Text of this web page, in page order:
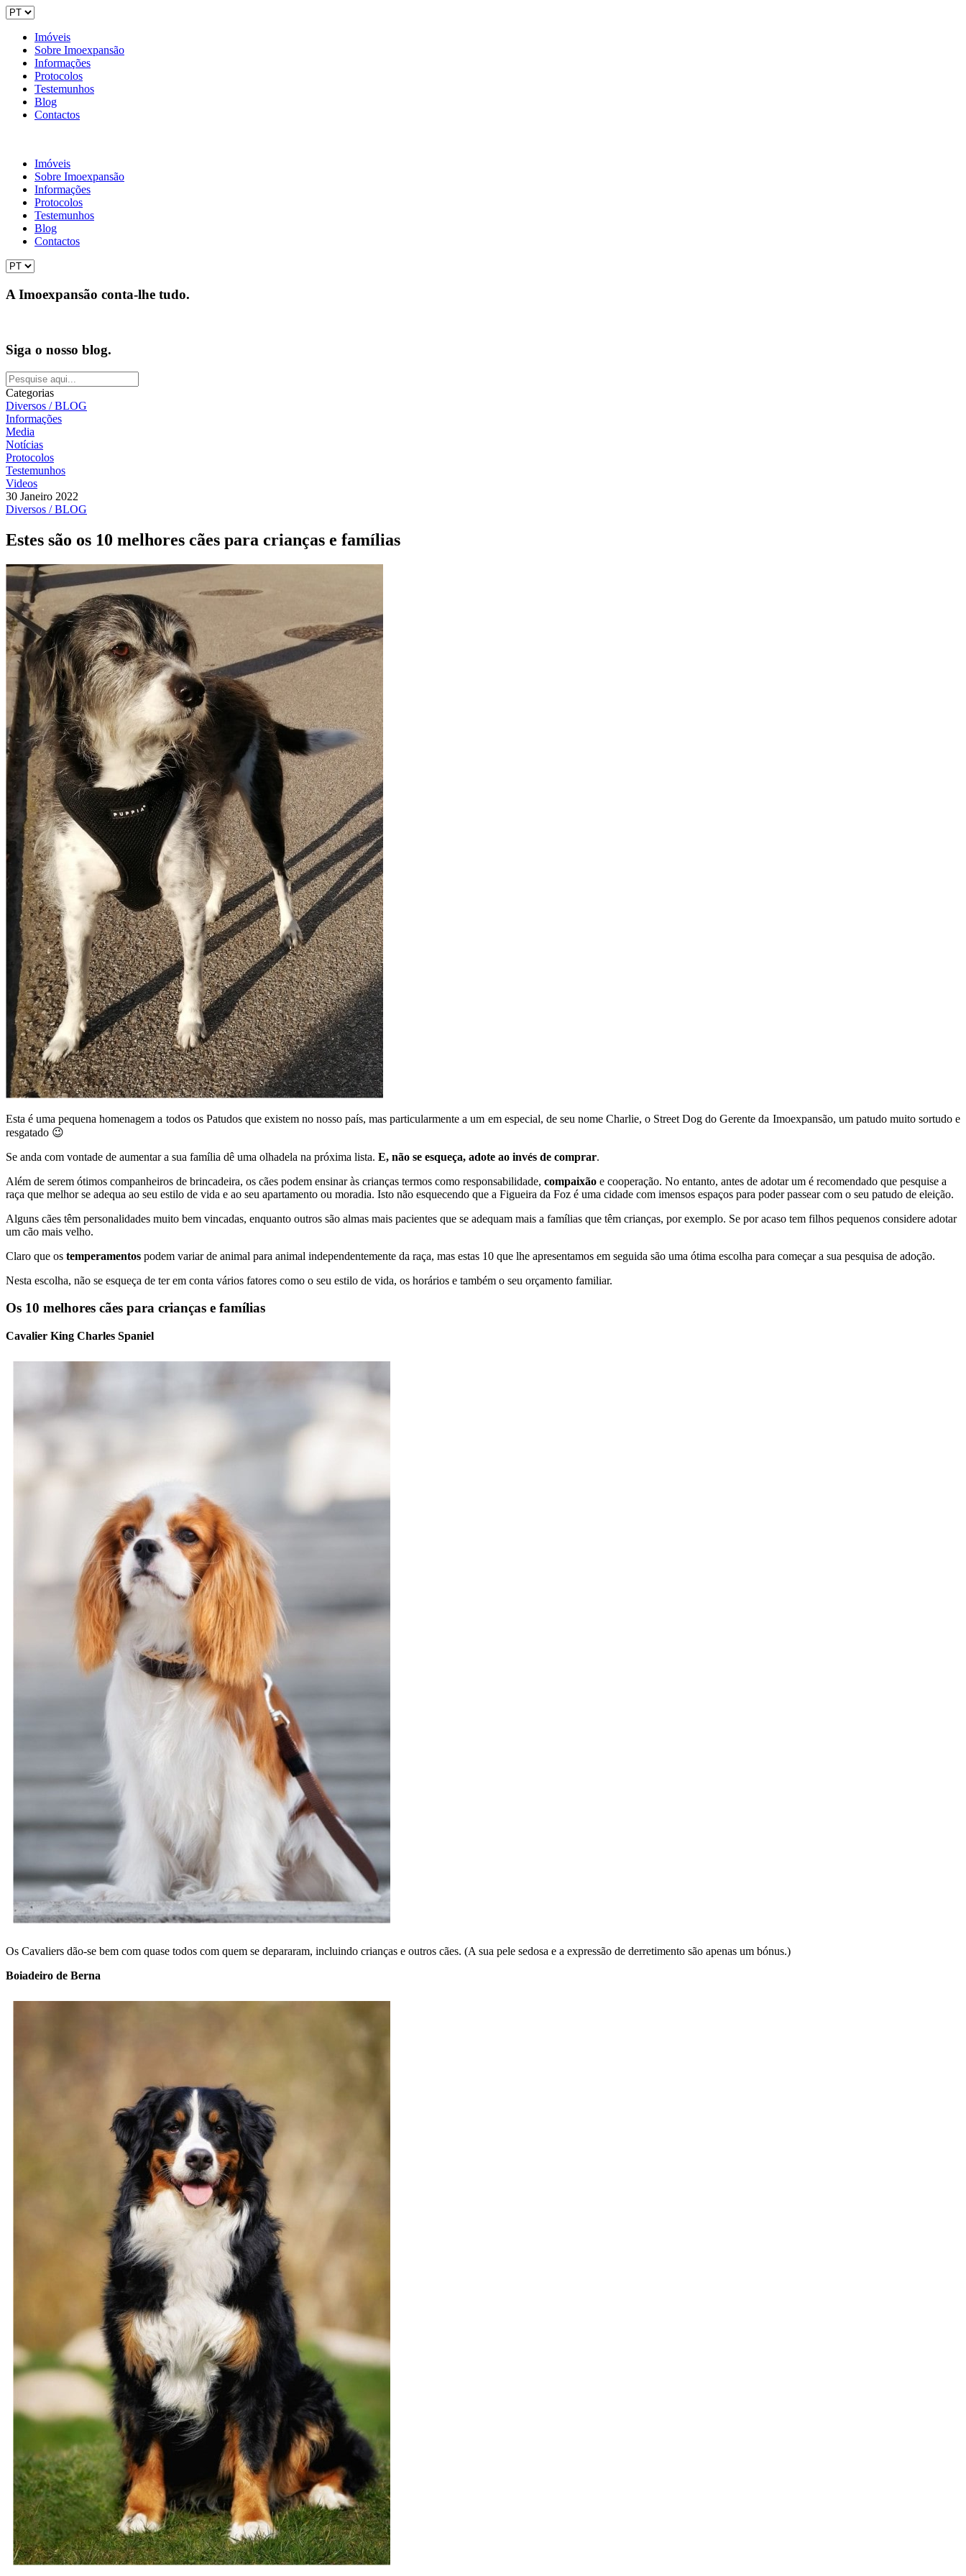
Imóveis
Sobre Imoexpansão
Informações
Protocolos
Testemunhos
Blog
Contactos
Imóveis
Sobre Imoexpansão
Informações
Protocolos
Testemunhos
Blog
Contactos
A Imoexpansão conta-lhe tudo.
Siga o nosso blog.
Categorias
Diversos / BLOG
Informações
Media
Notícias
Protocolos
Testemunhos
Videos
30 Janeiro 2022
Diversos / BLOG
Estes são os 10 melhores cães para crianças e famílias
Esta é uma pequena homenagem a todos os Patudos que existem no nosso país, mas particularmente a um em especial, de seu nome Charlie, o Street Dog do Gerente da Imoexpansão, um patudo muito sortudo e
resgatado 😉
Se anda com vontade de aumentar a sua família dê uma olhadela na próxima lista. E, não se esqueça, adote ao invés de comprar.
Além de serem ótimos companheiros de brincadeira, os cães podem ensinar às crianças termos como responsabilidade, compaixão e cooperação. No entanto, antes de adotar um é recomendado que pesquise a
raça que melhor se adequa ao seu estilo de vida e ao seu apartamento ou moradia. Isto não esquecendo que a Figueira da Foz é uma cidade com imensos espaços para poder passear com o seu patudo de eleição.
Alguns cães têm personalidades muito bem vincadas, enquanto outros são almas mais pacientes que se adequam mais a famílias que têm crianças, por exemplo. Se por acaso tem filhos pequenos considere adotar
um cão mais velho.
Claro que os temperamentos podem variar de animal para animal independentemente da raça, mas estas 10 que lhe apresentamos em seguida são uma ótima escolha para começar a sua pesquisa de adoção.
Nesta escolha, não se esqueça de ter em conta vários fatores como o seu estilo de vida, os horários e também o seu orçamento familiar.
Os 10 melhores cães para crianças e famílias
Cavalier King Charles Spaniel
Os Cavaliers dão-se bem com quase todos com quem se depararam, incluindo crianças e outros cães. (A sua pele sedosa e a expressão de derretimento são apenas um bónus.)
Boiadeiro de Berna